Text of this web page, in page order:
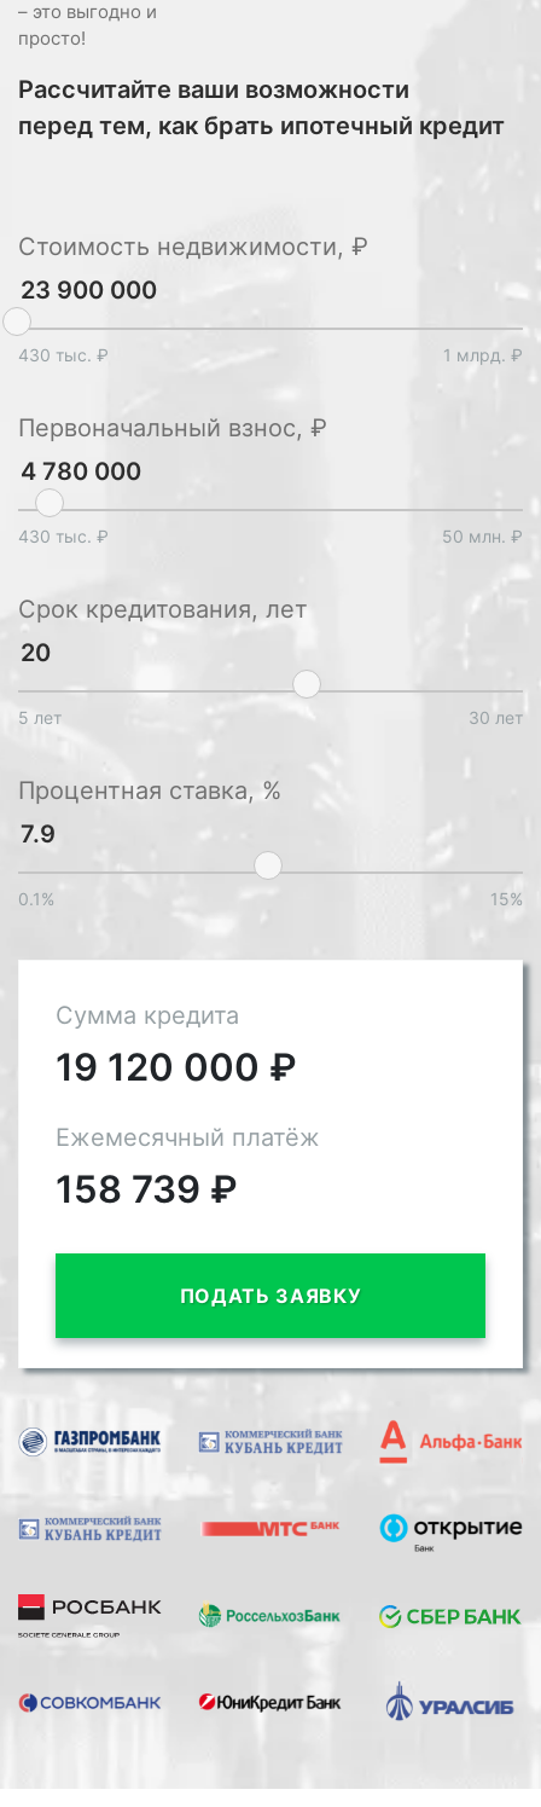
– это выгодно и
просто!
Рассчитайте ваши возможности
перед тем, как брать ипотечный кредит
Стоимость недвижимости, ₽
430 тыс. ₽ 1 млрд. ₽
Первоначальный взнос, ₽
430 тыс. ₽ 50 млн. ₽
Срок кредитования, лет
5 лет 30 лет
Процентная ставка, %
0.1% 15%
Сумма кредита
19 120 000 ₽
Ежемесячный платёж
158 739 ₽
ПОДАТЬ ЗАЯВКУ